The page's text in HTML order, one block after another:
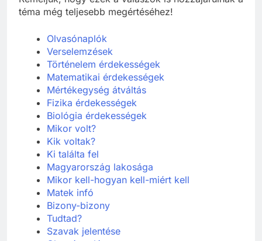
téma még teljesebb megértéséhez!
Olvasónaplók
Verselemzések
Történelem érdekességek
Matematikai érdekességek
Mértékegység átváltás
Fizika érdekességek
Biológia érdekességek
Mikor volt?
Kik voltak?
Ki találta fel
Magyarország lakosága
Mikor kell-hogyan kell-miért kell
Matek infó
Bizony-bizony
Tudtad?
Szavak jelentése